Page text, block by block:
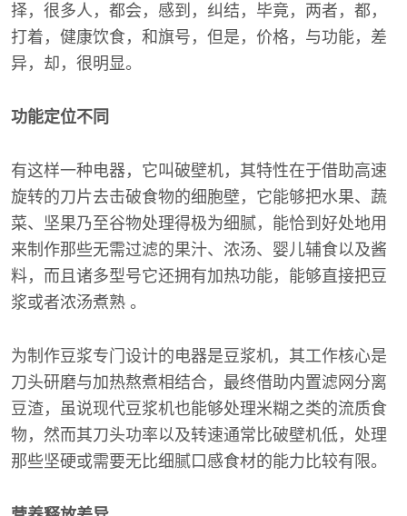
择，很多人，都会，感到，纠结，毕竟，两者，都，
打着，健康饮食，和旗号，但是，价格，与功能，差
异，却，很明显。
功能定位不同
有这样一种电器，它叫破壁机，其特性在于借助高速
旋转的刀片去击破食物的细胞壁，它能够把水果、蔬
菜、坚果乃至谷物处理得极为细腻，能恰到好处地用
来制作那些无需过滤的果汁、浓汤、婴儿辅食以及酱
料，而且诸多型号它还拥有加热功能，能够直接把豆
浆或者浓汤煮熟 。
为制作豆浆专门设计的电器是豆浆机，其工作核心是
刀头研磨与加热熬煮相结合，最终借助内置滤网分离
豆渣，虽说现代豆浆机也能够处理米糊之类的流质食
物，然而其刀头功率以及转速通常比破壁机低，处理
那些坚硬或需要无比细腻口感食材的能力比较有限。